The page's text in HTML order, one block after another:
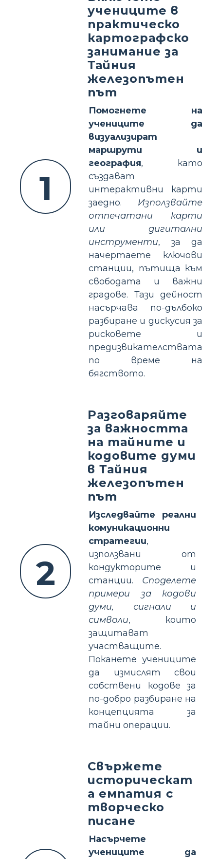
1
учениците в
практическо
картографско
занимание за
Тайния
железопътен
път
Помогнете на
учениците да
визуализират
маршрути и
география, като
създават
интерактивни карти
заедно. Използвайте
отпечатани карти
или дигитални
инструменти, за да
начертаете ключови
станции, пътища към
свободата и важни
градове. Тази дейност
насърчава по-дълбоко
разбиране и дискусия за
рисковете и
предизвикателствата
по време на
бягството.
2
Разговаряйте
за важността
на тайните и
кодовите думи
в Тайния
железопътен
път
Изследвайте реални
комуникационни
стратегии,
използвани от
кондукторите и
станции. Споделете
примери за кодови
думи, сигнали и
символи, които
защитават
участващите.
Поканете учениците
да измислят свои
собствени кодове за
по-добро разбиране на
концепцията за
тайни операции.
Свържете
историческат
а емпатия с
творческо
писане
Насърчете
учениците да